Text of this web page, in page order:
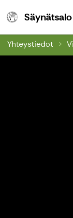
Yhteystiedot